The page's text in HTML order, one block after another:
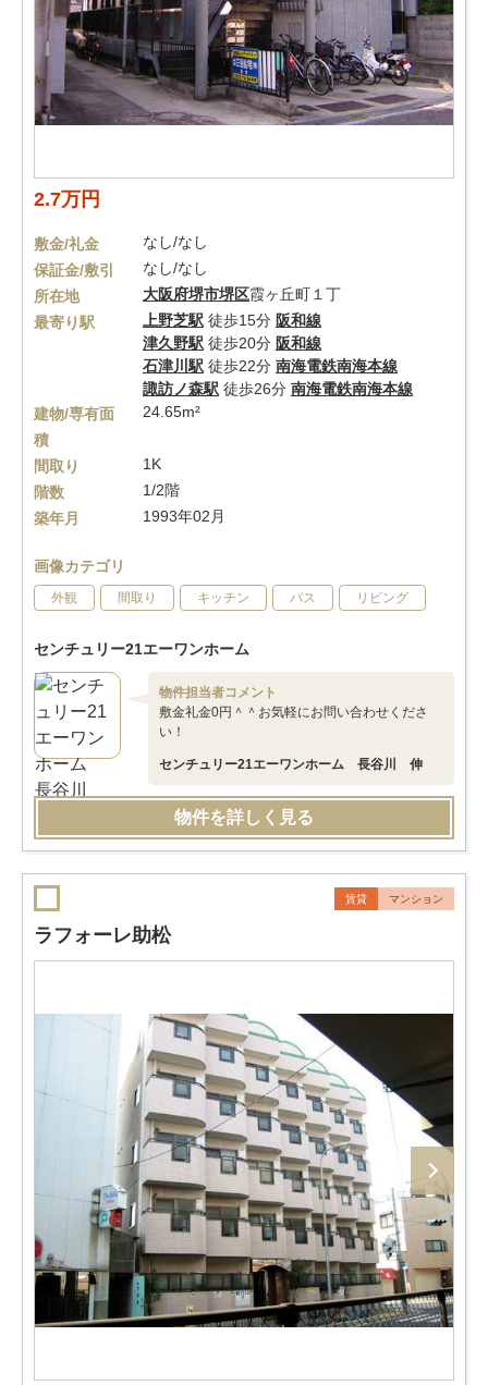
2.7万円
敷金/礼金
なし/なし
保証金/敷引
なし/なし
所在地
大阪府堺市堺区霞ヶ丘町１丁
最寄り駅
上野芝駅 徒歩15分 阪和線
津久野駅 徒歩20分 阪和線
石津川駅 徒歩22分 南海電鉄南海本線
諏訪ノ森駅 徒歩26分 南海電鉄南海本線
建物/専有面
積
24.65m²
間取り
1K
階数
1/2階
築年月
1993年02月
画像カテゴリ
外観 間取り キッチン バス リビング
センチュリー21エーワンホーム
物件担当者コメント
敷金礼金0円＾＾お気軽にお問い合わせくださ
い！
センチュリー21エーワンホーム 長谷川 伸
物件を詳しく見る
賃貸 マンション
ラフォーレ助松